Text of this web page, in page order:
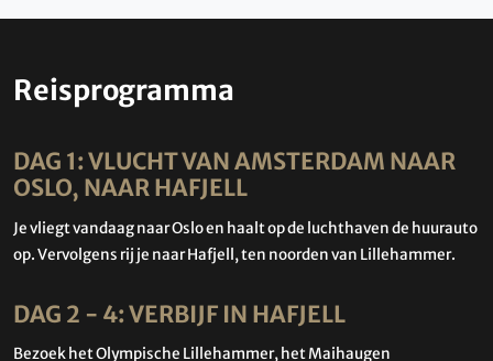
Reisprogramma
DAG 1: VLUCHT VAN AMSTERDAM NAAR
OSLO, NAAR HAFJELL
Je vliegt vandaag naar Oslo en haalt op de luchthaven de huurauto
op. Vervolgens rij je naar Hafjell, ten noorden van Lillehammer.
DAG 2 - 4: VERBIJF IN HAFJELL
Bezoek het Olympische Lillehammer, het Maihaugen